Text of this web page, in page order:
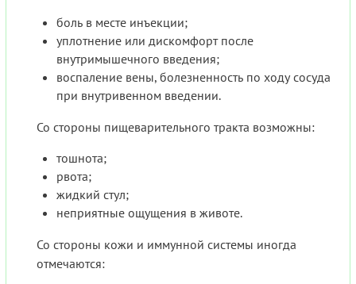
боль в месте инъекции;
уплотнение или дискомфорт после
внутримышечного введения;
воспаление вены, болезненность по ходу сосуда
при внутривенном введении.
Со стороны пищеварительного тракта возможны:
тошнота;
рвота;
жидкий стул;
неприятные ощущения в животе.
Со стороны кожи и иммунной системы иногда
отмечаются: